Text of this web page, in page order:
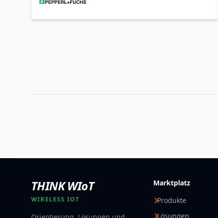
THINK WIoT
WIRELESS IOT
Marktplatz
Produkte
Lösungen